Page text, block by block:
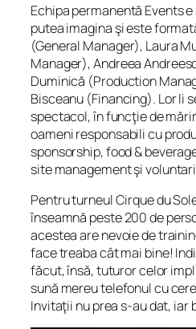
Echipa permanentă Events
putea imagina şi este
(General Manager), Laura
Manager), Andreea
Duminică (Production
Bisceanu (Financing). Lor li
spectacol, în funcţie de
oameni responsabili cu
sponsorship, food &
site management şi
Pentru turneul Cirque du
înseamnă peste 200 de
acestea are nevoie de
face treaba cât mai bine!
făcut, însă, tuturor celor
sună mereu telefonul cu
Invitaţii nu prea s-au dat, iar